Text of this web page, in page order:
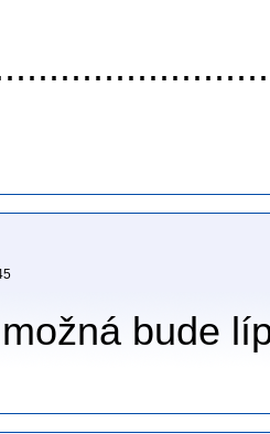
bude